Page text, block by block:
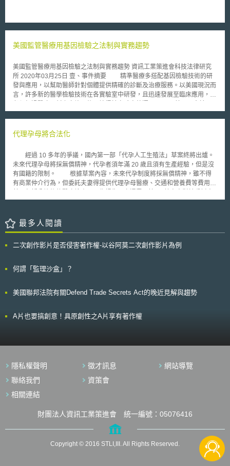
構。因積層製造是一個複雜又困難的過程，透過變化既有規則之模擬
層製造的殺手級技術。在未來的五到十年，我們將看到更多的零件從積層製
材料及製造流程與機器必須配合一致，些許的差異皆會生產出不同品質之產
品，故未來積層製造工廠的結果穩定重現性（repeatability）和標準化
（standardization），將是產品商業化的主要障礙與挑戰。
美國監管醫療用基因檢驗之法制與實務趨勢
美國監管醫療用基因檢驗之法制與實務趨勢 資訊工業策進會科技法律研究
所 2020年03月25日 壹、事件摘要 精準醫療多搭配基因檢驗技術的研
發與應用，以幫助醫師針對個體提供精確的診斷及治療服務。以美國現況而
言，許多新的醫學檢驗技術在各實驗室中研發，且迅速發展至臨床應用，但
1976年修正《聯邦食品藥物與化妝法（Federal Food, Drug, and Cosmetic
藥物管理署（Food and Drug Administration, FDA）便宣佈對實驗室自行研
（Enforcement Discretion），排除於《聯邦食品藥物與化妝法》的管理之
外，讓實驗室內LDTs的應用可享較為寬鬆的空間[1] 。 換句話說，由於
典型之LDTs僅為實驗室內部使用，且測試方式簡易，需求量亦不高，可由
「醫療保險與醫療補助服務中心」（The Center for Medicare & Medicaid
service, CMS）依據《臨床實驗室改進修正案（Clinical Laboratory
室往往獨立於醫療服務機構（Healthcare Delivery Entity）之外，而依賴於
許多高科技的儀器、軟體來產生結果及解釋，增加了許多以往沒有的風險；
其商業模式也已經大幅的改變，已經大量製造、用於直接的臨床診斷決策上
重點說明 FDA近年來加強基因檢驗風險監管之具體行動，包括LDTs監
指引草案 美國FDA曾於2014年公布兩項指導文件，分別為「實驗室自
案）。LDTs監管架構指引草案希望提升LDTs的規管密度，並規劃將LDTs分
受到各臨床實驗室、醫療單位、病人與傳統體外診斷試劑製造商、政府部門
願，使得實驗檢驗技術、方法與應用停滯，並耗費大量的人力與金錢成本。
容，但會尋求更加全面的立法解決方案[6]。歸納各界對指引草案之看法，顯
示對LDTs的額外監督是必要的，但對於如何監管則有不同看法，未來主管
機關應基於下列原則，提出符合科學證據、經濟效益並兼顧臨床安全性之管
理方案，重點摘述如下： （一）以風險等級為基礎，並分階段實施監督
之後的四年內將分階段要求LDTs逐步進行上市前審查，第一年實驗室
必須回報LDTs所有的嚴重不良反應；第二年將要求與第三級高風險醫療器
材具有相同用途的新型或改良LDTs，必須經過一致的上市前審查；第三年
要求與第二級中風險醫療器材具有相同用途的新型或改良LDTs，必須經過
一致的510(k)上市前通知；第四年則完成LDTs全面性的監督，並且原則上
代理孕母將合法化
經過 10 多年的爭議，國內第一部「代孕人工生殖法」草案終將出爐。
未來代理孕母將採無償精神，代孕者須年滿 20 歲且須有生產經驗，但是沒
有國籍的限制。 根據草案內容，未來代孕制度將採無償精神，雖不得
有商業仲介行為，但委託夫妻得提供代理孕母醫療、交通和營養費等費用，
婦的條件放寬，不只限於沒有子宮之婦女，在精、卵自備的前提下，只要夫
沒有子宮、有懷孕障礙或分娩有危險等婦女。在親子關係認定方面，目前備
有出生後收養制以及直接認定為委託夫妻婚生子女等二種方案。此外，代理
僅要求須年滿 20 歲且有懷孕經驗，而無國籍限制。 未來代理孕母將有
論，避免衍生更多糾紛。
最多人閱讀
二次創作影片是否侵害著作權-以谷阿莫二次創作影片為例
何謂「監理沙盒」？
美國聯邦法院有關Defend Trade Secrets Act的晚近見解與趨勢
A片也要搞創意！具原創性之A片享有著作權
隱私權聲明 徵才訊息
網站導覽
聯絡我們
資策會
相關連結
財團法人資訊工業策進會 統一編號：05076416
Copyright © 2016 STLI,III. All Rights Reserved.